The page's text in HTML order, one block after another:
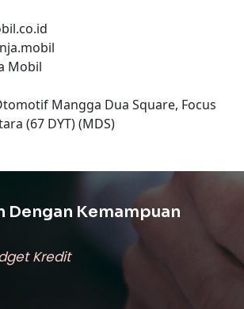
Mobil
Mangga Dua Square, Focus
(67 DYT) (MDS)
Dengan Kemampuan
Kredit